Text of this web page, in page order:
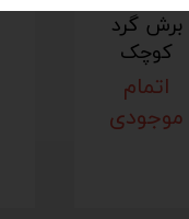
برش گرد
کوچک
اتمام
موجودی